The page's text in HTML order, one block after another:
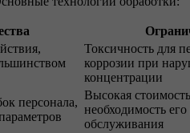
Токсичность для
коррозии при
концентрации
персонала,
Высокая
необходимость его
обслуживания